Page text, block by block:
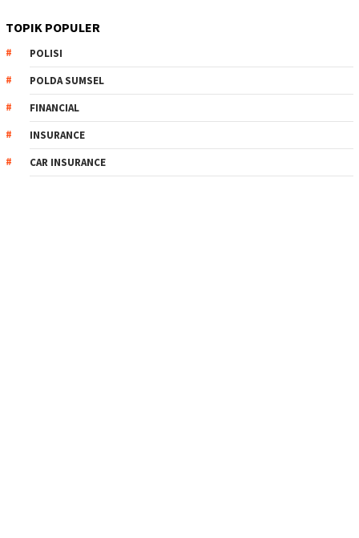
TOPIK POPULER
POLISI
POLDA SUMSEL
FINANCIAL
INSURANCE
CAR INSURANCE